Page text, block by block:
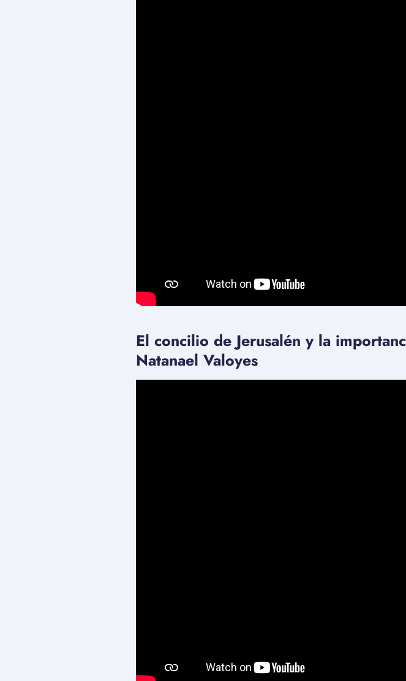
El concilio de Jerusalén y la
Natanael Valoyes